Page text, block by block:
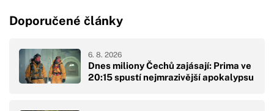
Doporučené články
Dnes miliony Čechů zajásají: Prima ve
20:15 spustí nejmrazivější apokalypsu
6. 8. 2026